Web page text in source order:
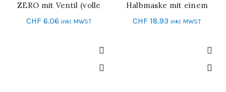
ZERO mit Ventil (volle
Dichtung)
CHF 6.06 inkl. MWST
Halbmaske mit einem
Filter
CHF 18.93 inkl. MWST